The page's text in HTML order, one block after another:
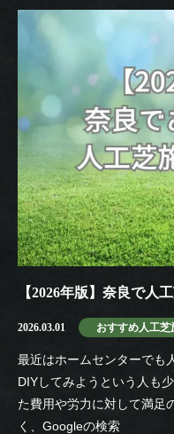
【2026年版】奈良で人
2026.03.01 おすすめ人工芝
最近はホームセンターでも
DIYしてみようという人も
た費用や労力に対して満足
く、Googleの検索